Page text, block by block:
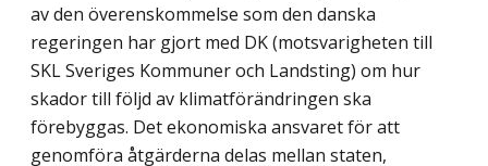
av den överenskommelse som den danska
regeringen har gjort med DK (motsvarigheten till
SKL Sveriges Kommuner och Landsting) om hur
skador till följd av klimatförändringen ska
förebyggas. Det ekonomiska ansvaret för att
genomföra åtgärderna delas mellan staten,